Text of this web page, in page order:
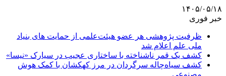
۱۴۰۵/۰۵/۱۸
خبر فوری
ظرفیت پژوهشی هر عضو هیئت‌علمی از حمایت های بنیاد
ملی علم اعلام شد
کشف یک قمر ناشناخته با ساختاری عجیب در سیارک «نیسا»
کشف سیاه‌چاله سرگردان در مرز کهکشان با کمک هوش
مصنوعی